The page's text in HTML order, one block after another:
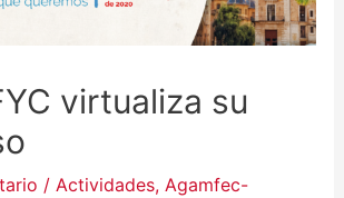
virtualiza su
/ Actividades, Agamfec-